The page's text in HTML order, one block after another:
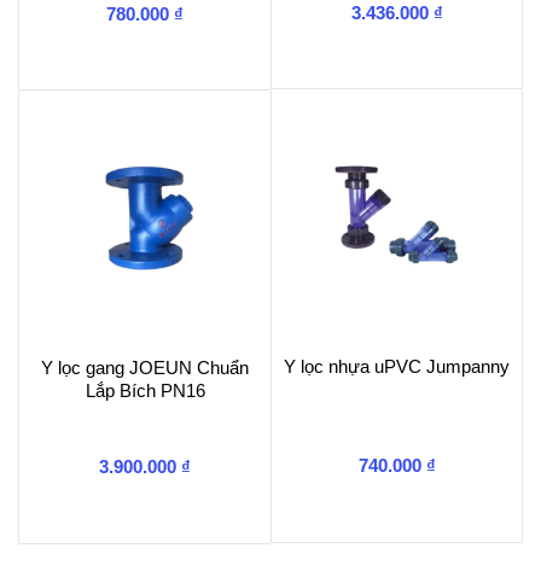
780.000 ₫ 3.436.000 ₫
Y lọc gang JOEUN Chuẩn
Lắp Bích PN16
3.900.000 ₫
Y lọc nhựa uPVC Jumpanny
740.000 ₫